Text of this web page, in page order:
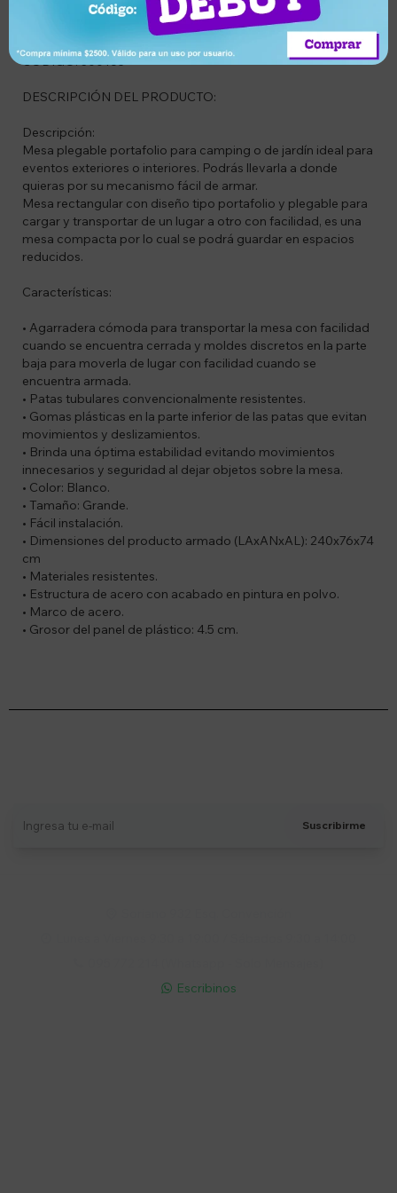
Descripción
CODIGO: 300165
DESCRIPCIÓN DEL PRODUCTO:
Descripción:
Mesa plegable portafolio para camping o de jardín ideal para
eventos exteriores o interiores. Podrás llevarla a donde
quieras por su mecanismo fácil de armar.
Mesa rectangular con diseño tipo portafolio y plegable para
cargar y transportar de un lugar a otro con facilidad, es una
mesa compacta por lo cual se podrá guardar en espacios
reducidos.
Características:
• Agarradera cómoda para transportar la mesa con facilidad
cuando se encuentra cerrada y moldes discretos en la parte
baja para moverla de lugar con facilidad cuando se
encuentra armada.
• Patas tubulares convencionalmente resistentes.
• Gomas plásticas en la parte inferior de las patas que evitan
movimientos y deslizamientos.
• Brinda una óptima estabilidad evitando movimientos
innecesarios y seguridad al dejar objetos sobre la mesa.
• Color: Blanco.
• Tamaño: Grande.
• Fácil instalación.
• Dimensiones del producto armado (LAxANxAL): 240x76x74
cm
• Materiales resistentes.
• Estructura de acero con acabado en pintura en polvo.
• Marco de acero.
• Grosor del panel de plástico: 4.5 cm.
Suscribirme
 Escribinos